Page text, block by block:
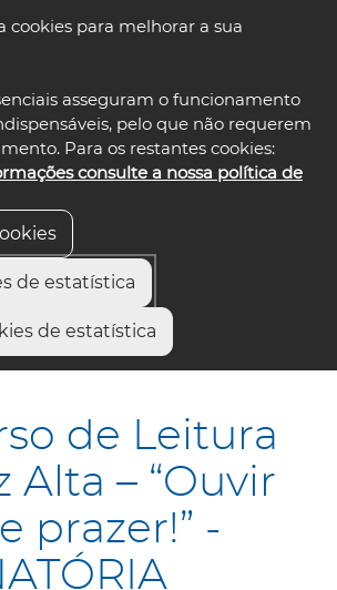
cookies para melhorar a sua
asseguram o funcionamento
pelo que não requerem
Para os restantes cookies:
consulte a nossa política de
de estatística
de estatística
select language
em Voz Alta – “Ouvir ler...Que prazer!” -
de Leitura
Alta – “Ouvir
prazer!” -